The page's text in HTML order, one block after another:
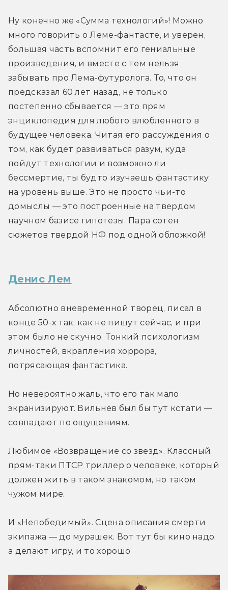
Ну конечно же «Сумма технологий»! Можно
много говорить о Леме-фантасте, и уверен,
большая часть вспомнит его гениальные
произведения, и вместе с тем нельзя
забывать про Лема-футуролога. То, что он
предсказал 60 лет назад, не только
постепенно сбывается — это прям
энциклопедия для любого влюбленного в
будущее человека. Читая его рассуждения о
том, как будет развиваться разум, куда
пойдут технологии и возможно ли
бессмертие, ты будто изучаешь фантастику
на уровень выше. Это не просто чьи-то
домыслы — это построенные на твердом
научном базисе гипотезы. Пара сотен
сюжетов твердой НФ под одной обложкой!
Денис Лем
Абсолютно вневременной творец, писал в
конце 50-х так, как не пишут сейчас, и при
этом было не скучно. Тонкий психологизм
личностей, вкрапления хоррора,
потрясающая фантастика.
Но невероятно жаль, что его так мало
экранизируют. Вильнёв был бы тут кстати —
совпадают по ощущениям.
Любимое «Возвращение со звезд». Классный
прям-таки ПТСР триллер о человеке, который
должен жить в таком знакомом, но таком
чужом мире.
И «Непобедимый». Сцена описания смерти
экипажа — до мурашек. Вот тут бы кино надо,
а делают игру, и то хорошо